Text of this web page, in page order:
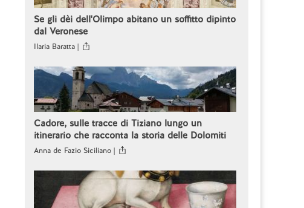
Se gli dèi dell'Olimpo abitano un soffitto dipinto
dal Veronese
Ilaria Baratta |
Cadore, sulle tracce di Tiziano lungo un
itinerario che racconta la storia delle Dolomiti
Anna de Fazio Siciliano |